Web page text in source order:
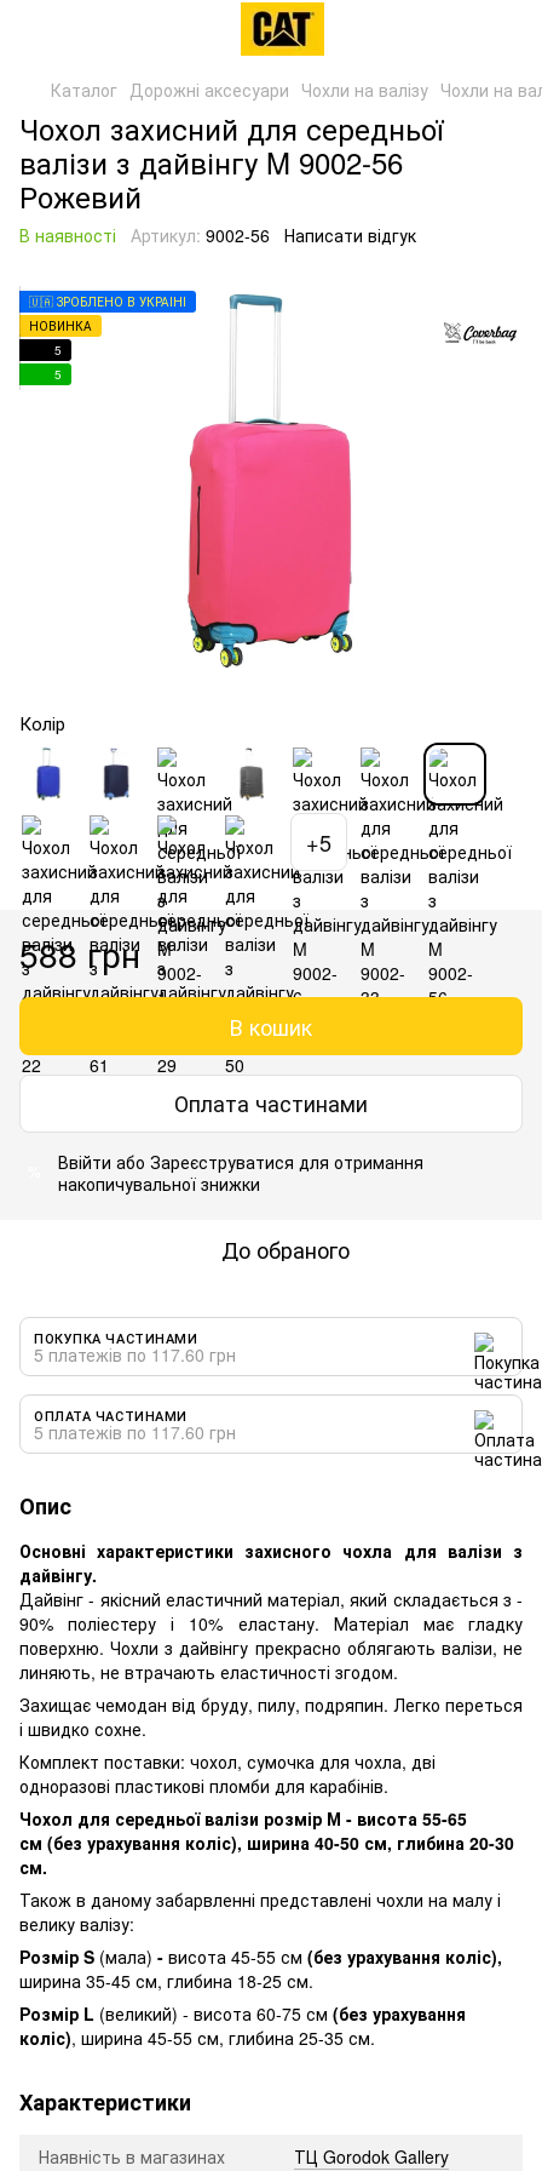
Каталог Дорожні аксесуари Чохли на валізу Чохли на
Чохол захисний для середньої
валізи з дайвінгу M 9002-56
Рожевий
В наявності Артикул: 9002-56 Написати відгук
🇺🇦 ЗРОБЛЕНО В УКРАЇНІ
НОВИНКА
5
5
Колір
+5
588 грн
В кошик
Оплата частинами
Ввійти або Зареєструватися для отримання
накопичувальної знижки
До обраного
ПОКУПКА ЧАСТИНАМИ
5 платежів по 117.60 грн
ОПЛАТА ЧАСТИНАМИ
5 платежів по 117.60 грн
Опис
Основні характеристики захисного чохла для валізи з
дайвінгу.
Дайвінг - якісний еластичний матеріал, який складається з -
90% поліестеру і 10% еластану. Матеріал має гладку
поверхню. Чохли з дайвінгу прекрасно облягають валізи, не
линяють, не втрачають еластичності згодом.
Захищає чемодан від бруду, пилу, подряпин. Легко переться
і швидко сохне.
Комплект поставки: чохол, сумочка для чохла, дві
одноразові пластикові пломби для карабінів.
Чохол для середньої валізи розмір М - висота 55-65
см (без урахування коліс), ширина 40-50 см, глибина 20-30
см.
Також в даному забарвленні представлені чохли на малу і
велику валізу:
Розмір S (мала) - висота 45-55 см (без урахування коліс),
ширина 35-45 см, глибина 18-25 см.
Розмір L (великий) - висота 60-75 см (без урахування
коліс), ширина 45-55 см, глибина 25-35 см.
Характеристики
Наявність в магазинах ТЦ Gorodok Gallery